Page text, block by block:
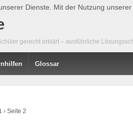
gerecht erklärt – ausführliche
Glossar
› Seite 2
Dienste. Mit der Nutzung